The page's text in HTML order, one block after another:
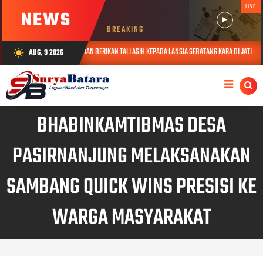
NEWS BREAKING
LIVE
wb_sunny AUG, 9 2026
KUNJUNGI DAN BERIKAN TALI ASIH KEPADA LANSIA SEBATANG KARA DI JATINANGOR
BHABINKAMTIBMAS DESA
PASIRNANJUNG MELAKSANAKAN
SAMBANG QUICK WINS PRESISI KE
WARGA MASYARAKAT